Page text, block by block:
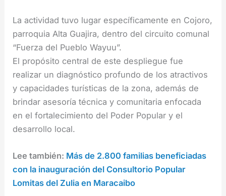
La actividad tuvo lugar específicamente en Cojoro,
parroquia Alta Guajira, dentro del circuito comunal
“Fuerza del Pueblo Wayuu”.
El propósito central de este despliegue fue
realizar un diagnóstico profundo de los atractivos
y capacidades turísticas de la zona, además de
brindar asesoría técnica y comunitaria enfocada
en el fortalecimiento del Poder Popular y el
desarrollo local.
Lee también: Más de 2.800 familias beneficiadas
con la inauguración del Consultorio Popular
Lomitas del Zulia en Maracaibo